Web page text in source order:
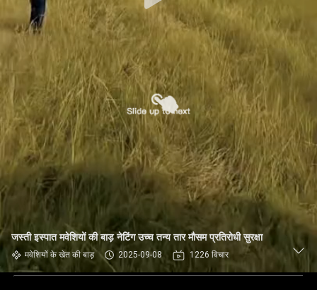
जस्ती इस्पात मवेशियों की बाड़ नेटिंग उच्च तन्य तार मौसम प्रतिरोधी सुरक्षा
मवेशियों के खेत की बाड़ 2025-09-08 1226 विचार